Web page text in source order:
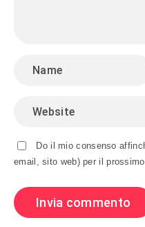
Do il mio consenso
email, sito web) per il prossimo